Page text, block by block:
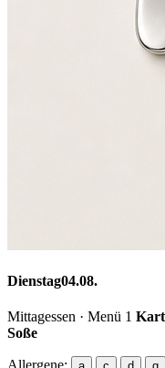
Dienstag04.08.
Mittagessen · Menü 1
Soße
Allergene: